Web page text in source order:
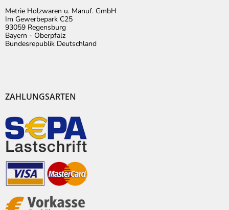
Metrie Holzwaren u. Manuf. GmbH
Im Gewerbepark C25
93059 Regensburg
Bayern - Oberpfalz
Bundesrepublik Deutschland
ZAHLUNGSARTEN